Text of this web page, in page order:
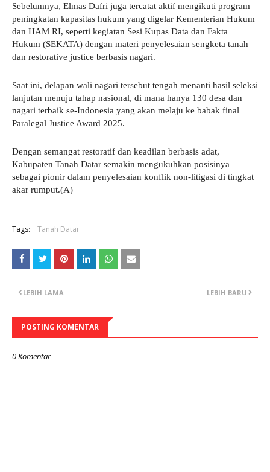
Sebelumnya, Elmas Dafri juga tercatat aktif mengikuti program
peningkatan kapasitas hukum yang digelar Kementerian Hukum
dan HAM RI, seperti kegiatan Sesi Kupas Data dan Fakta
Hukum (SEKATA) dengan materi penyelesaian sengketa tanah
dan restorative justice berbasis nagari.
Saat ini, delapan wali nagari tersebut tengah menanti hasil seleksi
lanjutan menuju tahap nasional, di mana hanya 130 desa dan
nagari terbaik se-Indonesia yang akan melaju ke babak final
Paralegal Justice Award 2025.
Dengan semangat restoratif dan keadilan berbasis adat,
Kabupaten Tanah Datar semakin mengukuhkan posisinya
sebagai pionir dalam penyelesaian konflik non-litigasi di tingkat
akar rumput.(A)
Tags: Tanah Datar
LEBIH BARU
LEBIH LAMA
POSTING KOMENTAR
0 Komentar